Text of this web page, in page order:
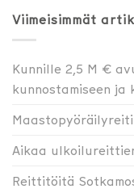
Viimeisimmät
Kunnille 2,5 M €
kunnostamiseen ja
Aikaa
Reittitöitä